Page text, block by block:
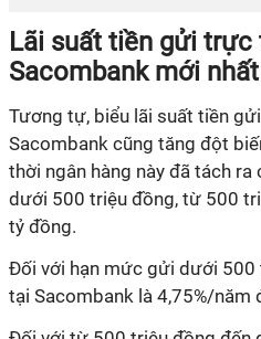
Lãi suất tiền gửi trực
Sacombank mới
Tương tự, biểu lãi suất tiền
Sacombank cũng tăng đột
thời ngân hàng này đã tách
dưới 500 triệu đồng, từ 500
tỷ đồng.
Đối với hạn mức gửi dưới 500
tại Sacombank là 4,75%/năm